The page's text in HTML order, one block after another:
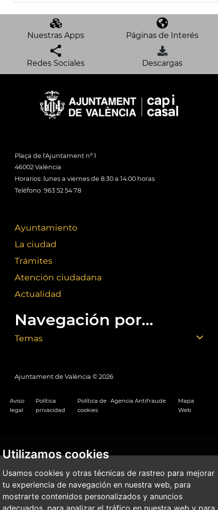
Utilizamos cookies
Usamos cookies y otras técnicas de rastreo para mejorar
tu experiencia de navegación en nuestra web, para
mostrarte contenidos personalizados y anuncios
adecuados, para analizar el tráfico en nuestra web y para
Nuestras Apps Páginas de Interés
Redes Sociales Descargas
Plaça de l'Ajuntament nº 1
46002 València
Horarios: lunes a viernes de 8:30 a 14:00 horas
Teléfono: 963 52 54 78
Ayuntamiento
La ciudad
Trámites
Atención ciudadana
Actualidad
Navegación por...
Temas
Ajuntament de València © 2026
Aviso
legal
Política
privacidad
Política de
cookies
Agencia Antifraude
Mapa
Web